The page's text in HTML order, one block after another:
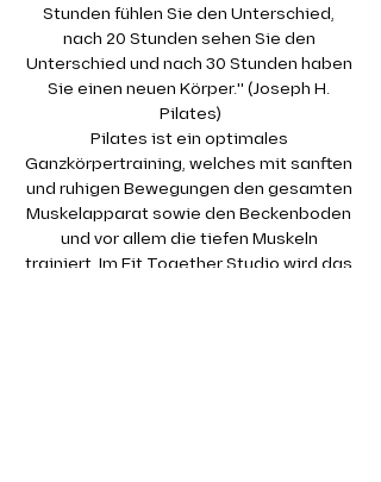
Stunden fühlen Sie den Unterschied,
nach 20 Stunden sehen Sie den
Unterschied und nach 30 Stunden haben
Sie einen neuen Körper." (Joseph H.
Pilates)
Pilates ist ein optimales
Ganzkörpertraining, welches mit sanften
und ruhigen Bewegungen den gesamten
Muskelapparat sowie den Beckenboden
und vor allem die tiefen Muskeln
trainiert. Im Fit Together Studio wird das